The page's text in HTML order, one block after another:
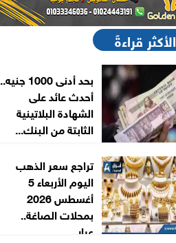
الأكثر قراءةً
بحد أدنى 1000 جنيه..
أحدث عائد على
الشهادة البلاتينية
الثابتة من البنك...
تراجع سعر الذهب
اليوم الأربعاء 5
أغسطس 2026
بمحلات الصاغة..
عيار...